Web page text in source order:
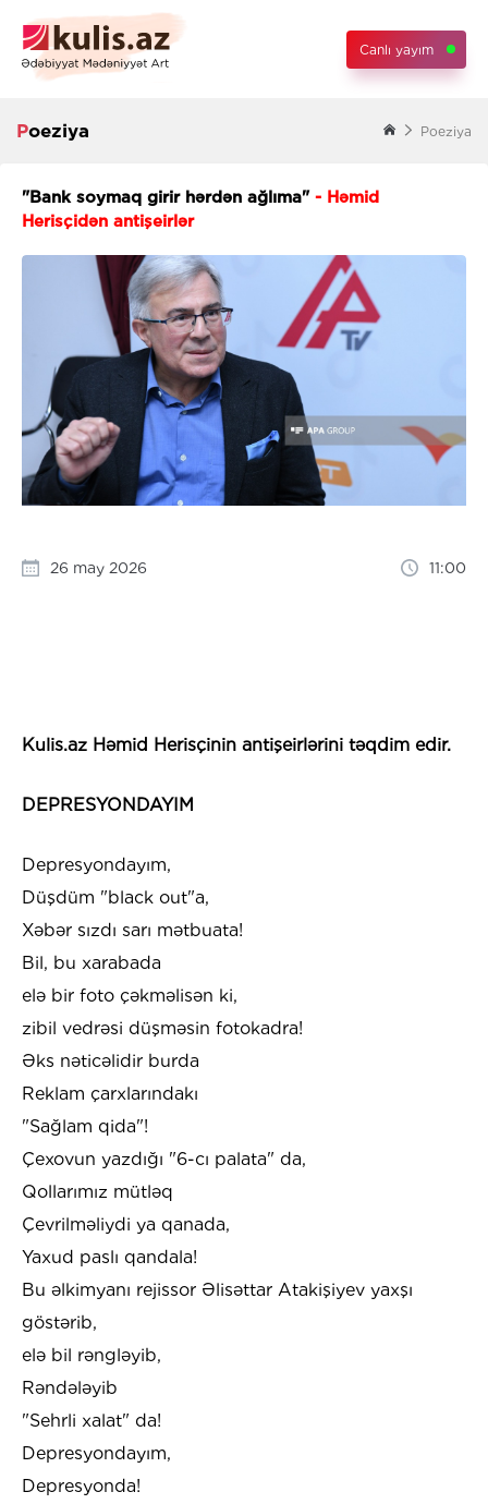
Canlı yayım
Poeziya Poeziya
"Bank soymaq girir hərdən ağlıma" - Həmid
Herisçidən antişeirlər
26 may 2026 11:00
Kulis.az Həmid Herisçinin antişeirlərini təqdim edir.
DEPRESYONDAYIM
Depresyondayım,
Düşdüm "black out"a,
Xəbər sızdı sarı mətbuata!
Bil, bu xarabada
elə bir foto çəkməlisən ki,
zibil vedrəsi düşməsin fotokadra!
Əks nəticəlidir burda
Reklam çarxlarındakı
"Sağlam qida"!
Çexovun yazdığı "6-cı palata" da,
Qollarımız mütləq
Çevrilməliydi ya qanada,
Yaxud paslı qandala!
Bu əlkimyanı rejissor Əlisəttar Atakişiyev yaxşı
göstərib,
elə bil rəngləyib,
Rəndələyib
"Sehrli xalat" da!
Depresyondayım,
Depresyonda!